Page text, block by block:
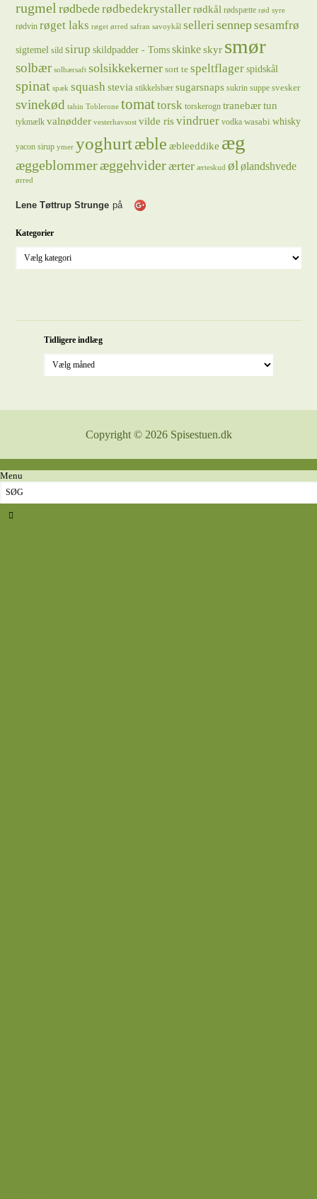
rugmel rødbederødbedekrystallerrødkål rødspætte rød syre
rødvin røget laks røget ørred safran savoykål sellerisennepsesamfrø
sigtemel sild sirup skildpadder - Toms skinke skyr smør
solbær solbærsaft solsikkekerner sort te speltflager spidskål
spinat spæk squash stevia stikkelsbær sugarsnaps sukrin suppe svesker
svinekød tahin Toblerone tomattorsk torskerogn tranebærtun
tykmælk valnødder vesterhavsost vilde ris vindruer vodka wasabi whisky
yacon sirup ymer yoghurtæble æbleeddike æg
æggeblommeræggehviderærter ærteskud øl ølandshvede
ørred
Lene Tøttrup Strunge på
Kategorier
Tidligere indlæg
Copyright © 2026 Spisestuen.dk
Menu